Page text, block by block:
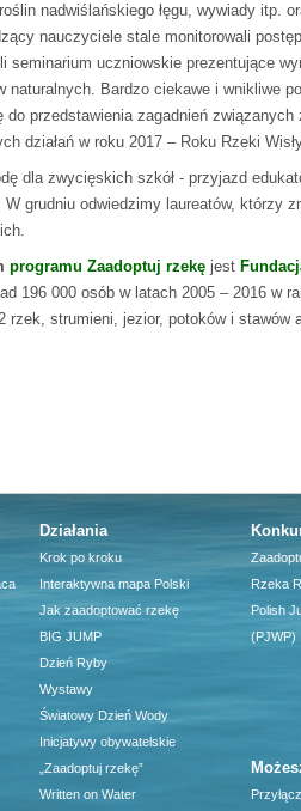
nadwiślańskiego łęgu, wywiady itp.
nauczyciele stale monitorowali
seminarium uczniowskie prezentujące
naturalnych. Bardzo ciekawe i wnikliwe
przedstawienia zagadnień związanych
działań w roku 2017 – Roku Rzeki
dla zwycięskich szkół - przyjazd
grudniu odwiedzimy laureatów, którzy
programu Zaadoptuj rzekę jest
196 000 osób w latach 2005 – 2016 w
rzek, strumieni, jezior, potoków i stawów
Działania
Krok po kroku
Interaktywna mapa Polski
Jak zaadoptować rzekę
BIG JUMP
Dzień Ryby
Wystawy
Światowy Dzień Wody
Inicjatywy obywatelskie
„Zaadoptuj rzekę”
Written on Water
Rzeka
Polish
(PJWP)